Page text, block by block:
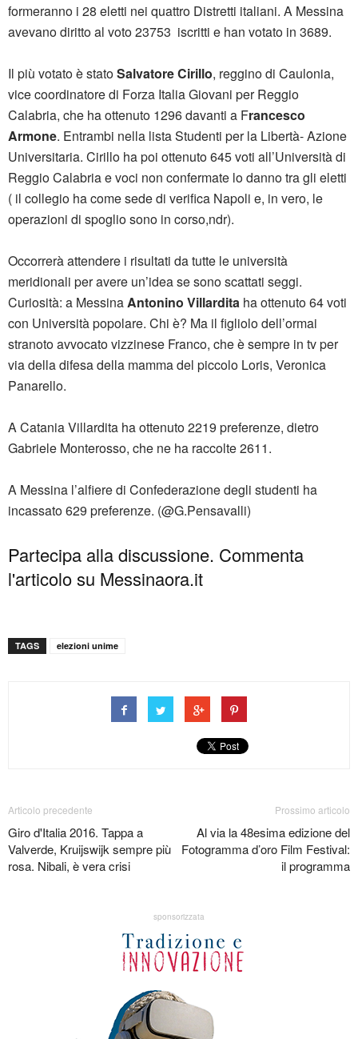
formeranno i 28 eletti nei quattro Distretti italiani. A Messina
avevano diritto al voto 23753 iscritti e han votato in 3689.
Il più votato è statoSalvatore Cirillo, reggino di Caulonia,
vice coordinatore di Forza Italia Giovani per Reggio
Calabria, che ha ottenuto 1296 davanti a Francesco
Armone. Entrambi nella lista Studenti per la Libertà- Azione
Universitaria. Cirillo ha poi ottenuto 645 voti all’Università di
Reggio Calabria e voci non confermate lo danno tra gli eletti
( il collegio ha come sede di verifica Napoli e, in vero, le
operazioni di spoglio sono in corso,ndr).
Occorrerà attendere i risultati da tutte le università
meridionali per avere un’idea se sono scattati seggi.
Curiosità: a MessinaAntonino Villardita ha ottenuto 64 voti
con Università popolare. Chi è? Ma il figliolo dell’ormai
stranoto avvocato vizzinese Franco, che è sempre in tv per
via della difesa della mamma del piccolo Loris, Veronica
Panarello.
A Catania Villardita ha ottenuto 2219 preferenze, dietro
Gabriele Monterosso, che ne ha raccolte 2611.
A Messina l’alfiere di Confederazione degli studenti ha
incassato 629 preferenze. (@G.Pensavalli)
Partecipa alla discussione. Commenta
l'articolo su Messinaora.it
TAGS elezioni unime
Articolo precedente
Giro d'Italia 2016. Tappa a
Valverde, Kruijswijk sempre più
rosa. Nibali, è vera crisi
Prossimo articolo
Al via la 48esima edizione del
Fotogramma d’oro Film Festival:
il programma
sponsorizzata